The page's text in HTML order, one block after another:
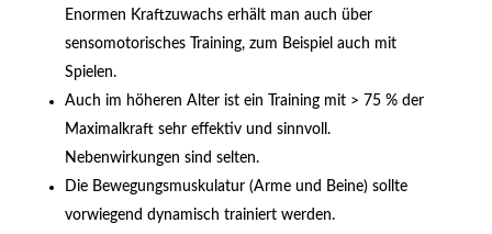
Enormen Kraftzuwachs erhält man auch über
sensomotorisches Training, zum Beispiel auch mit
Spielen.
Auch im höheren Alter ist ein Training mit > 75 % der
Maximalkraft sehr effektiv und sinnvoll.
Nebenwirkungen sind selten.
Die Bewegungsmuskulatur (Arme und Beine) sollte
vorwiegend dynamisch trainiert werden.